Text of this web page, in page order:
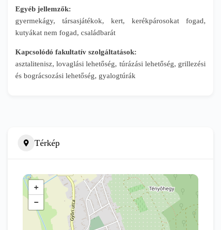
Egyéb jellemzők:
gyermekágy, társasjátékok, kert, kerékpárosokat fogad,
kutyákat nem fogad, családbarát
Kapcsolódó fakultatív szolgáltatások:
asztalitenisz, lovaglási lehetőség, túrázási lehetőség, grillezési
és bográcsozási lehetőség, gyalogtúrák
Térkép
+
−